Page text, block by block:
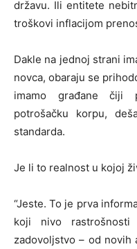
državu. Ili entitete
troškovi inflacijom
Dakle na jednoj strani
novca, obaraju se
imamo građane čiji
potrošačku korpu,
standarda.
Je li to realnost u kojoj
“Jeste. To je prva
koji nivo
zadovoljstvo – od novih